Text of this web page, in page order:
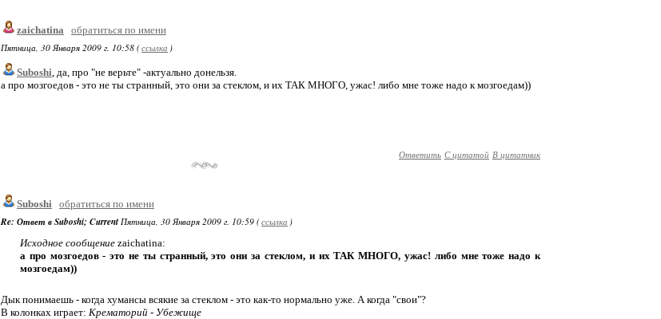
zaichatina
обратиться по имени
Пятница, 30 Января 2009 г. 10:58 (ссылка )
Suboshi, да, про "не верьте" -актуально донельзя.
а про мозгоедов - это не ты странный, это они за стеклом, и их ТАК МНОГО, ужас! либо мне тоже надо к мозгоедам))
Ответить С цитатой В цитатник
Suboshi обратиться по имени
Re: Ответ в Suboshi; Current Пятница, 30 Января 2009 г. 10:59 (ссылка )
Исходное сообщение zaichatina:
а про мозгоедов - это не ты странный, это они за стеклом, и их ТАК МНОГО, ужас! либо мне тоже надо к
мозгоедам))
Дык понимаешь - когда хумансы всякие за стеклом - это как-то нормально уже. А когда "свои"?
В колонках играет: Крематорий - Убежище